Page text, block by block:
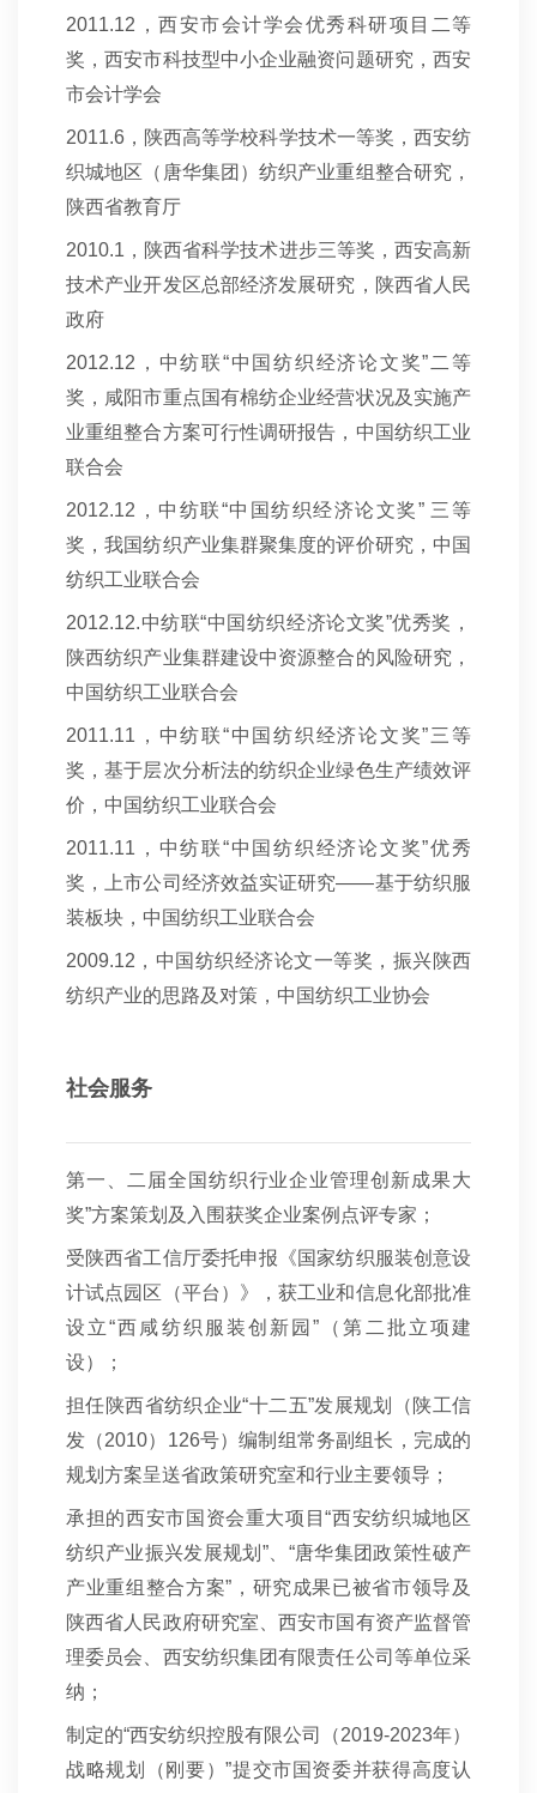
2011.12 ，西安市会计学会优秀科研项目二等
奖，西安市科技型中小企业融资问题研究，西安
市会计学会
2011.6 ，陕西高等学校科学技术一等奖，西安纺
织城地区（唐华集团）纺织产业重组整合研究，
陕西省教育厅
2010.1 ，陕西省科学技术进步三等奖，西安高新
技术产业开发区总部经济发展研究，陕西省人民
政府
2012.12 ，中纺联“中国纺织经济论文奖”二等
奖，咸阳市重点国有棉纺企业经营状况及实施产
业重组整合方案可行性调研报告，中国纺织工业
联合会
2012.12 ，中纺联“中国纺织经济论文奖” 三等
奖，我国纺织产业集群聚集度的评价研究，中国
纺织工业联合会
2012.12.中纺联“中国纺织经济论文奖”优秀奖，
陕西纺织产业集群建设中资源整合的风险研究，
中国纺织工业联合会
2011.11 ，中纺联“中国纺织经济论文奖”三等
奖，基于层次分析法的纺织企业绿色生产绩效评
价，中国纺织工业联合会
2011.11 ，中纺联“中国纺织经济论文奖”优秀
奖，上市公司经济效益实证研究——基于纺织服
装板块，中国纺织工业联合会
2009.12 ，中国纺织经济论文一等奖，振兴陕西
纺织产业的思路及对策，中国纺织工业协会
社会服务
第一、二届全国纺织行业企业管理创新成果大
奖”方案策划及入围获奖企业案例点评专家；
受陕西省工信厅委托申报《国家纺织服装创意设
计试点园区（平台）》，获工业和信息化部批准
设立“西咸纺织服装创新园”（第二批立项建
设）；
担任陕西省纺织企业“十二五”发展规划（陕工信
发（2010）126号）编制组常务副组长，完成的
规划方案呈送省政策研究室和行业主要领导；
承担的西安市国资会重大项目“西安纺织城地区
纺织产业振兴发展规划”、“唐华集团政策性破产
产业重组整合方案”，研究成果已被省市领导及
陕西省人民政府研究室、西安市国有资产监督管
理委员会、西安纺织集团有限责任公司等单位采
纳；
制定的“西安纺织控股有限公司（2019-2023年）
战略规划（刚要）”提交市国资委并获得高度认